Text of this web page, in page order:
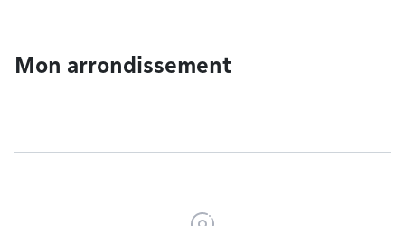
Mon arrondissement